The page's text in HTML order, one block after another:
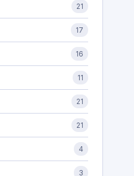
21
17
16
11
21
21
4
3